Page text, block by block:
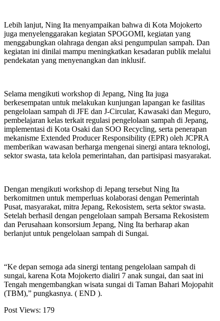
Lebih lanjut, Ning Ita menyampaikan bahwa di Kota Mojokerto
juga menyelenggarakan kegiatan SPOGOMI, kegiatan yang
menggabungkan olahraga dengan aksi pengumpulan sampah. Dan
kegiatan ini dinilai mampu meningkatkan kesadaran publik melalui
pendekatan yang menyenangkan dan inklusif.
Selama mengikuti workshop di Jepang, Ning Ita juga
berkesempatan untuk melakukan kunjungan lapangan ke fasilitas
pengelolaan sampah di JFE dan J-Circular, Kawasaki dan Meguro,
pembelajaran kelas terkait regulasi pengelolaan sampah di Jepang,
implementasi di Kota Osaki dan SOO Recycling, serta penerapan
mekanisme Extended Producer Responsibility (EPR) oleh JCPRA
memberikan wawasan berharga mengenai sinergi antara teknologi,
sektor swasta, tata kelola pemerintahan, dan partisipasi masyarakat.
Dengan mengikuti workshop di Jepang tersebut Ning Ita
berkomitmen untuk memperluas kolaborasi dengan Pemerintah
Pusat, masyarakat, mitra Jepang, Rekosistem, serta sektor swasta.
Setelah berhasil dengan pengelolaan sampah Bersama Rekosistem
dan Perusahaan konsorsium Jepang, Ning Ita berharap akan
berlanjut untuk pengelolaan sampah di Sungai.
“Ke depan semoga ada sinergi tentang pengelolaan sampah di
sungai, karena Kota Mojokerto dialiri 7 anak sungai, dan saat ini
Tengah mengembangkan wisata sungai di Taman Bahari Mojopahit
(TBM),” pungkasnya. ( END ).
Post Views: 179